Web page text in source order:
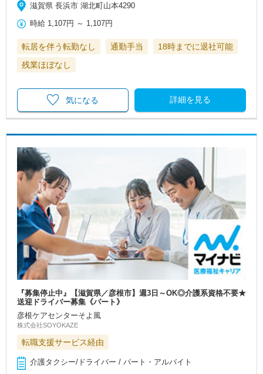
滋賀県 長浜市 湖北町山本4290
時給 1,107円 ～ 1,107円
転居を伴う転勤なし 通勤手当
18時までに退社可能
残業ほぼなし
詳細を見る
気になる
『募集停止中』【滋賀県／彦根市】週3日～OK◎介護系資格不要★
送迎ドライバー募集《パート》
彦根ケアセンターそよ風
株式会社SOYOKAZE
転職支援サービス経由
介護タクシー/ドライバー / パート・アルバイト